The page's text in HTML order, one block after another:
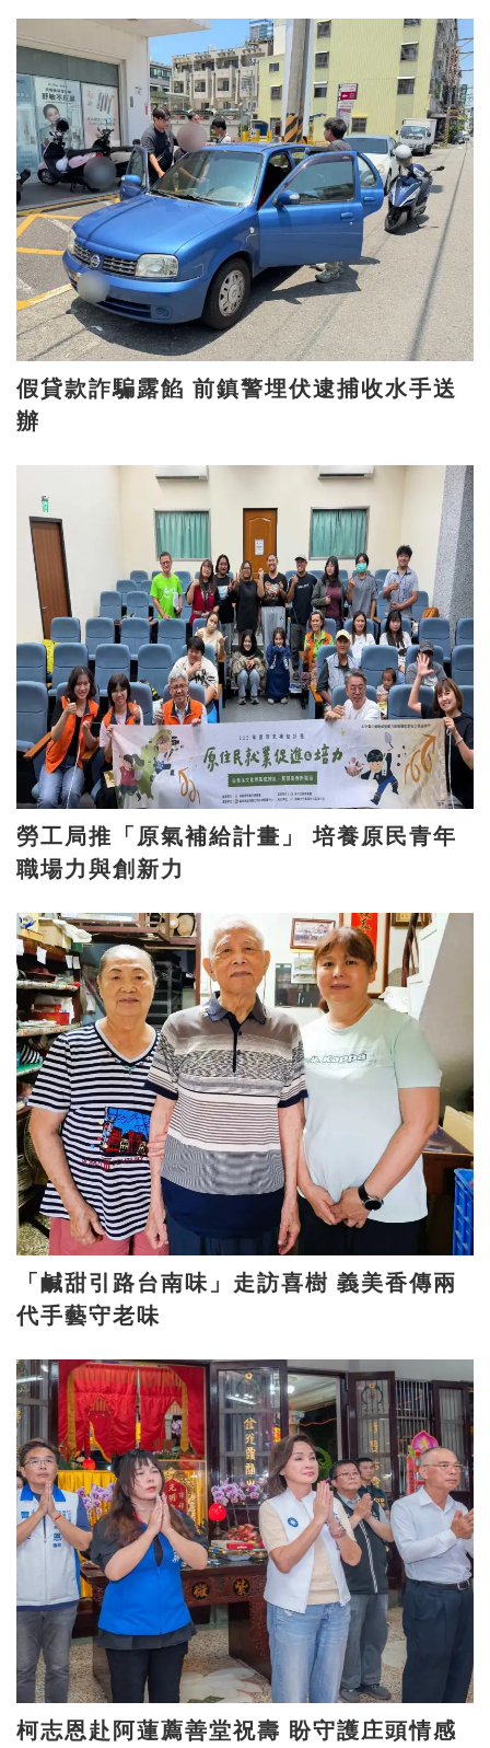
假貸款詐騙露餡 前鎮警埋伏逮捕收水手送
辦
勞工局推「原氣補給計畫」 培養原民青年
職場力與創新力
「鹹甜引路台南味」走訪喜樹 義美香傳兩
代手藝守老味
柯志恩赴阿蓮薦善堂祝壽 盼守護庄頭情感